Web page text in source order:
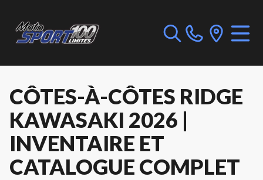
CÔTES-À-CÔTES RIDGE
KAWASAKI 2026 |
INVENTAIRE ET
CATALOGUE COMPLET